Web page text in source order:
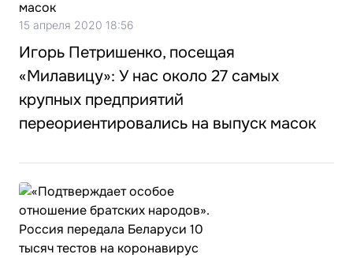
15 апреля 2020 18:56
Игорь Петришенко, посещая
«Милавицу»: У нас около 27 самых
крупных предприятий
переориентировались на выпуск масок